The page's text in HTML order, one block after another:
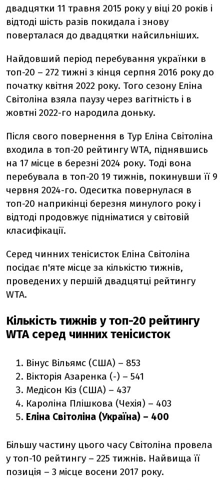
двадцятки 11 травня 2015 року у віці 20 років і
відтоді шість разів покидала і знову
поверталася до двадцятки найсильніших.
Найдовший період перебування українки в
топ-20 – 272 тижні з кінця серпня 2016 року до
початку квітня 2022 року. Того сезону Еліна
Світоліна взяла паузу через вагітність і в
жовтні 2022-го народила доньку.
Після свого повернення в Тур Еліна Світоліна
входила в топ-20 рейтингу WTA, піднявшись
на 17 місце в березні 2024 року. Тоді вона
перебувала в топ-20 19 тижнів, покинувши її 9
червня 2024-го. Одеситка повернулася в
топ-20 наприкінці березня минулого року і
відтоді продовжує підніматися у світовій
класифікації.
Серед чинних тенісисток Еліна Світоліна
посідає п'яте місце за кількістю тижнів,
проведених у першій двадцятці рейтингу
WTA.
Кількість тижнів у топ-20 рейтингу
WTA серед чинних тенісисток
Вінус Вільямс (США) – 853
Вікторія Азаренка (-) – 541
Медісон Кіз (США) – 437
Кароліна Плішкова (Чехія) – 403
Еліна Світоліна (Україна) – 400
Більшу частину цього часу Світоліна провела
у топ-10 рейтингу – 225 тижнів. Найвища її
позиція – 3 місце восени 2017 року.